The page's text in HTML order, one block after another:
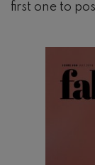
first one to